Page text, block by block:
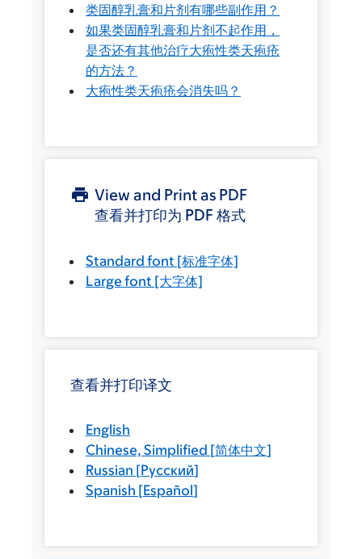
类固醇乳膏和片剂有哪些副作用？
如果类固醇乳膏和片剂不起作用，
是否还有其他治疗大疱性类天疱疮
的方法？
大疱性类天疱疮会消失吗？
View and Print as PDF
查看并打印为 PDF 格式
Standard font [标准字体]
Large font [大字体]
查看并打印译文
English
Chinese, Simplified [简体中文]
Russian [Русский]
Spanish [Español]